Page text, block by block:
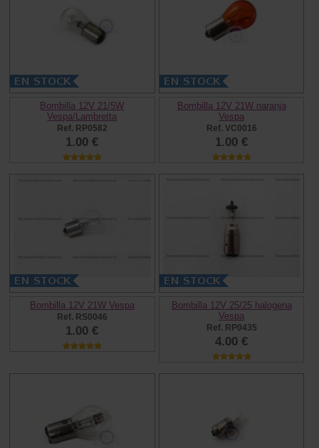
Bombilla 12V 21/5W
Vespa/Lambretta
Ref. RP0582
1.00 €
Bombilla 12V 21W naranja
Vespa
Ref. VC0016
1.00 €
Bombilla 12V 21W Vespa
Ref. RS0046
1.00 €
Bombilla 12V 25/25 halogena
Vespa
Ref. RP0435
4.00 €